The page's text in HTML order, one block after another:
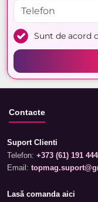
Sunt de acord
Contacte
Suport Clienti
Telefon: +373 (61) 191 444
Email:
Lasă comanda aici